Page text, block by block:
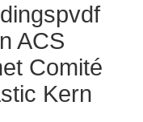
ACS
Comité
Kern